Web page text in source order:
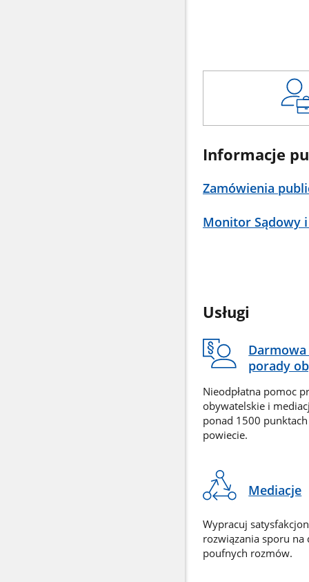
Informacje
Zamówienia
Monitor Sądowy
Usługi
porady
Nieodpłatna pomoc
obywatelskie i
ponad 1500
powiecie.
Mediacje
Wypracuj
rozwiązania sporu
poufnych rozmów.